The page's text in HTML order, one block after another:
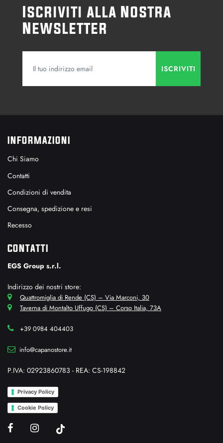
Iscriviti alla Nostra
Newsletter
INFORMAZIONI
Chi Siamo
Contatti
Condizioni di vendita
Consegna, spedizione e resi
Recesso
CONTATTI
EGS Group s.r.l.
Indirizzo dei nostri store:
Quattromiglia di Rende (CS) – Via Marconi, 30
Taverna di Montalto Uffugo (CS) – Corso Italia, 73A
+39 0984 404403
info@capanostore.it
P.IVA: 02923860783 - REA: CS-198842
Privacy Policy
Cookie Policy